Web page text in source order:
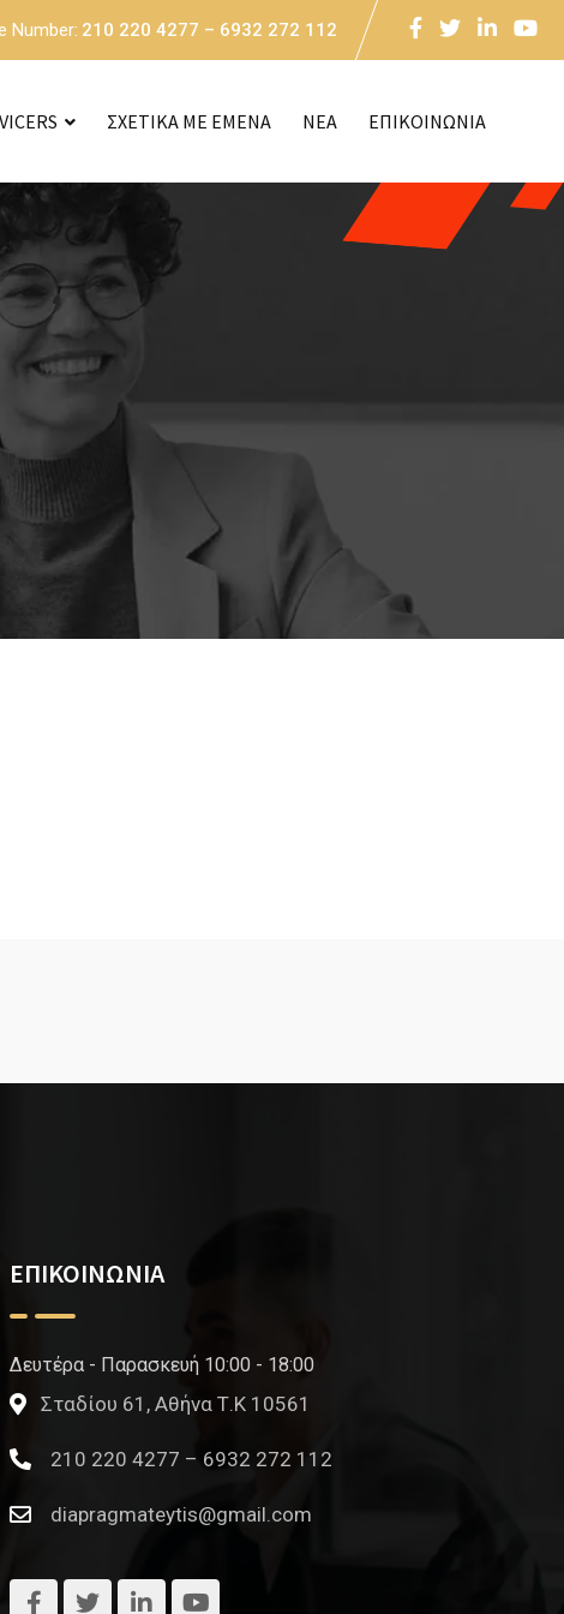
Number: 210 220 4277 – 6932 272 112
ΣΧΕΤΙΚΑ ΜΕ ΕΜΕΝΑ NEA ΕΠΙΚΟΙΝΩΝΙΑ
ΕΠΙΚΟΙΝΩΝΙΑ
Δευτέρα - Παρασκευή 10:00 - 18:00
Σταδίου 61, Αθήνα Τ.Κ 10561
210 220 4277 – 6932 272 112
diapragmateytis@gmail.com